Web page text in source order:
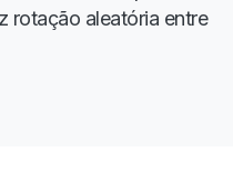
rotação aleatória entre